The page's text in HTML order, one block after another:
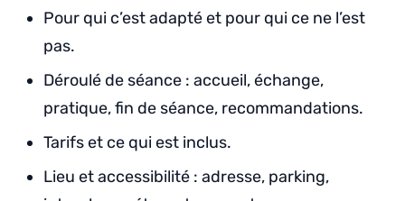
Pour qui c’est adapté et pour qui ce ne l’est
pas.
Déroulé de séance : accueil, échange,
pratique, fin de séance, recommandations.
Tarifs et ce qui est inclus.
Lieu et accessibilité : adresse, parking,